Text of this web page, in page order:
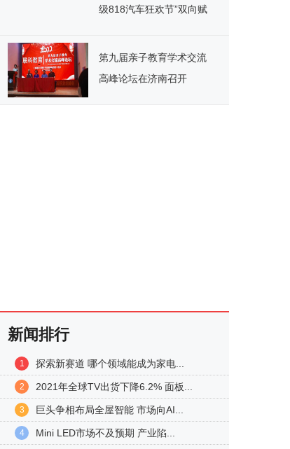
级818汽车狂欢节”双向赋
第九届亲子教育学术交流
高峰论坛在济南召开
新闻排行
1 探索新赛道 哪个领域能成为家电...
2 2021年全球TV出货下降6.2% 面板...
3 巨头争相布局全屋智能 市场向AI...
4 Mini LED市场不及预期 产业陷...